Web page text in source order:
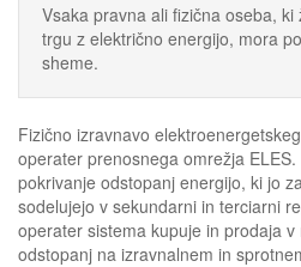
Vsaka pravna ali fizična oseba,
trgu z električno energijo, mora
sheme.
Fizično izravnavo
operater prenosnega omrežja
pokrivanje odstopanj energijo, ki jo
sodelujejo v sekundarni in terciarni
operater sistema kupuje in prodaja
odstopanj na izravnalnem in